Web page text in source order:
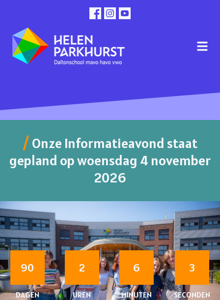
Onze Informatieavond staat
gepland op woensdag 4 november
2026
90
DAGEN
2
UREN
6
MINUTEN
3
SECONDEN